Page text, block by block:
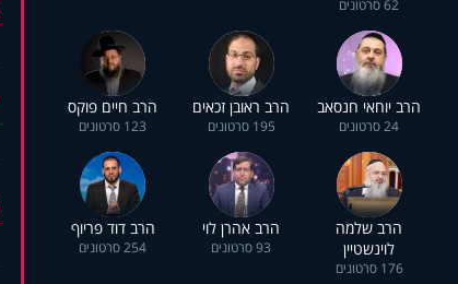
62 סרטונים
הרב יוחאי חנסאב
24 סרטונים
הרב ראובן זכאים
195 סרטונים
הרב חיים פוקס
123 סרטונים
הרב שלמה
לוינשטיין
176 סרטונים
הרב אהרן לוי
93 סרטונים
הרב דוד פריוף
254 סרטונים